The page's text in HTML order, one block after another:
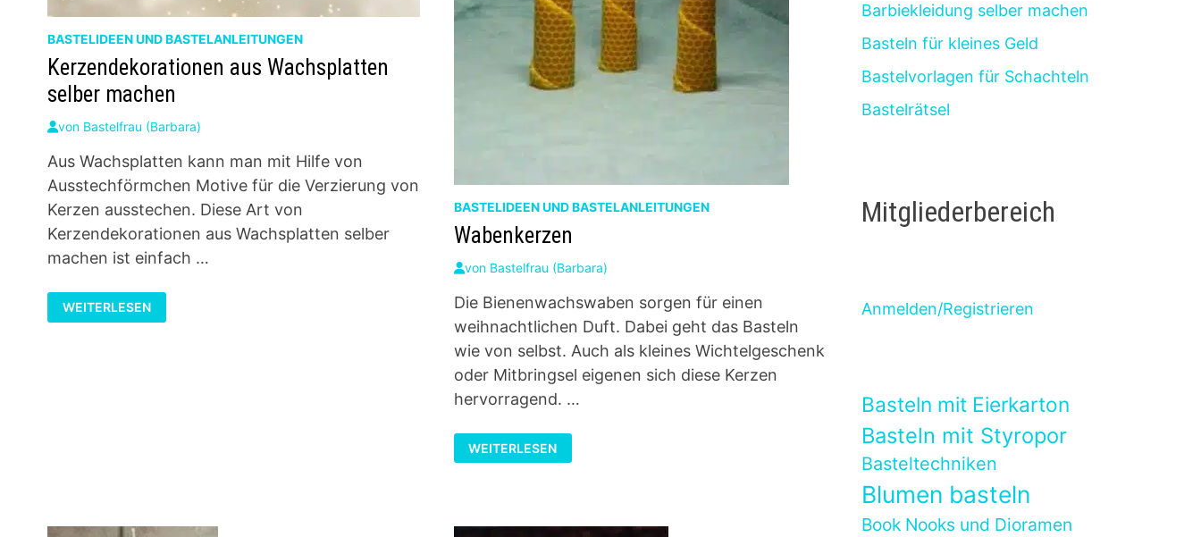
BASTELIDEEN UND BASTELANLEITUNGEN
Kerzendekorationen aus Wachsplatten
selber machen
von Bastelfrau (Barbara)
Aus Wachsplatten kann man mit Hilfe von
Ausstechförmchen Motive für die Verzierung von
Kerzen ausstechen. Diese Art von
Kerzendekorationen aus Wachsplatten selber
machen ist einfach …
KERZENDEKORATIONEN
AUS
WACHSPLATTEN
WEITERLESEN
BASTELIDEEN UND BASTELANLEITUNGEN
Wabenkerzen
von Bastelfrau (Barbara)
Die Bienenwachswaben sorgen für einen
weihnachtlichen Duft. Dabei geht das Basteln
wie von selbst. Auch als kleines Wichtelgeschenk
oder Mitbringsel eigenen sich diese Kerzen
hervorragend. …
WABENKERZEN
WEITERLESEN
Barbiekleidung selber machen
Basteln für kleines Geld
Bastelvorlagen für Schachteln
Bastelrätsel
Mitgliederbereich
Anmelden/Registrieren
Basteln mit Eierkarton
Basteln mit Styropor
Basteltechniken
Blumen basteln
Book Nooks und Dioramen